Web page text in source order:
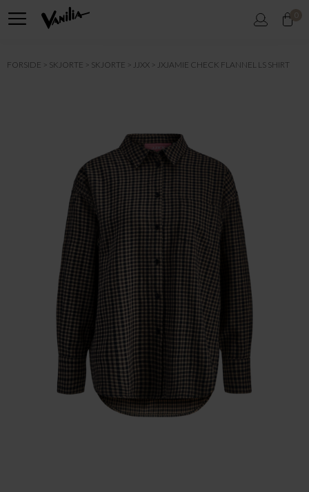
0
FORSIDE SKJORTE SKJORTE JJXX JXJAMIE CHECK FLANNEL LS SHIRT